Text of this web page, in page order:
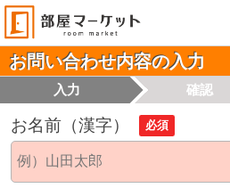
お問い合わせ内容の入力
入力 確認
お名前（漢字） 必須